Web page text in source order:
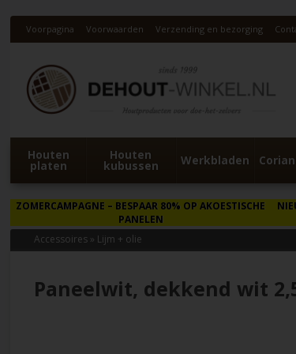
Voorpagina Voorwaarden Verzending en bezorging
Houten
platen
Houten
kubussen Werkbladen Corian
ZOMERCAMPAGNE – BESPAAR 80% OP AKOESTISCHE
PANELEN
Accessoires » Lijm + olie
Paneelwit, dekkend wit